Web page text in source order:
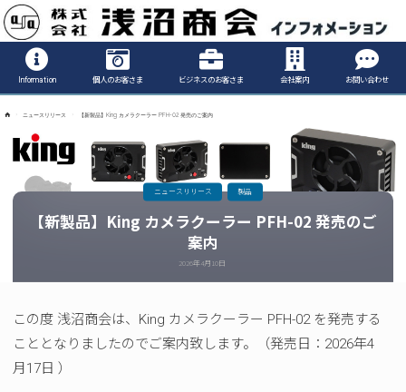
Information
Information 個人のお客さま ビジネスのお客さま 会社案内 お問い合わせ
ニュースリリース 【新製品】King カメラクーラー PFH-02 発売のご案内
【新製品】King カメラクーラー PFH-02 発売のご
案内
2026年4月10日
ニュースリリース 製品
この度 浅沼商会は、King カメラクーラー PFH-02 を発売する
こととなりましたのでご案内致します。（発売日：2026年4
月17日 ）